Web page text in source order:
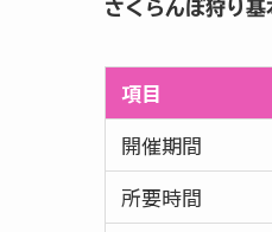
さくらんぼ狩り
項目
開催期間
所要時間